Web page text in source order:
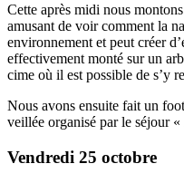
Cette après midi nous
amusant de voir comment la
environnement et peut créer
effectivement monté sur un
cime où il est possible de s’y
Nous avons ensuite fait un
veillée organisé par le séjour
Vendredi 25 octobre